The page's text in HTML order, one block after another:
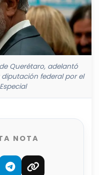
Querétaro, adelantó
federal por el
NOTA